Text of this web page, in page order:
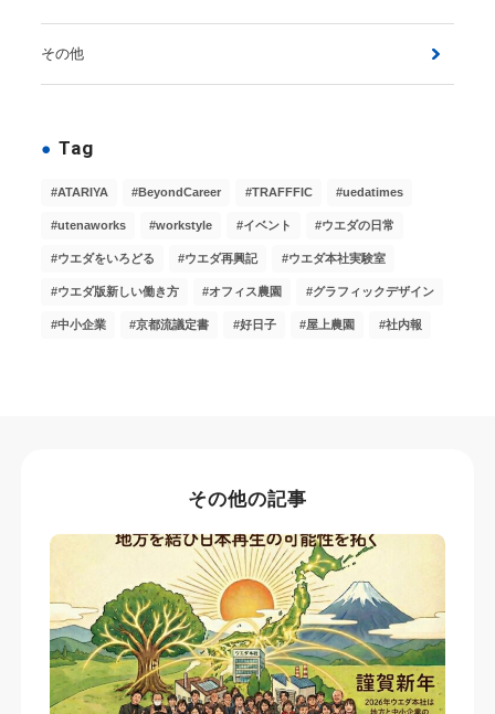
その他
Tag
ATARIYA BeyondCareer TRAFFFIC uedatimes
utenaworks workstyle イベント ウエダの日常
ウエダをいろどる ウエダ再興記 ウエダ本社実験室
ウエダ版新しい働き方 オフィス農園 グラフィックデザイン
中小企業 京都流議定書 好日子 屋上農園 社内報
その他の記事